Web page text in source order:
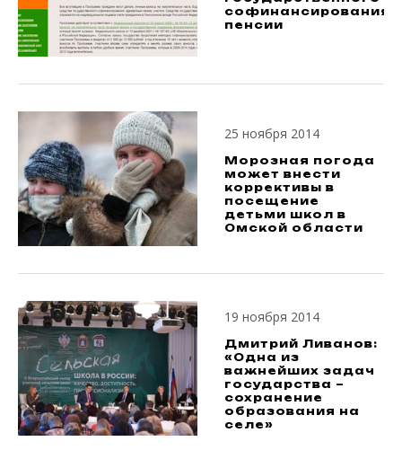
софинансирования
пенсии
25 ноября 2014
Морозная погода
может внести
коррективы в
посещение
детьми школ в
Омской области
19 ноября 2014
Дмитрий Ливанов:
«Одна из
важнейших задач
государства –
сохранение
образования на
селе»